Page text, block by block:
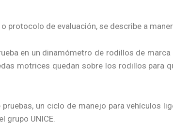
protocolo de evaluación, se describe a
en un dinamómetro de rodillos de
motrices quedan sobre los rodillos para
un ciclo de manejo para vehículos
grupo UNICE.